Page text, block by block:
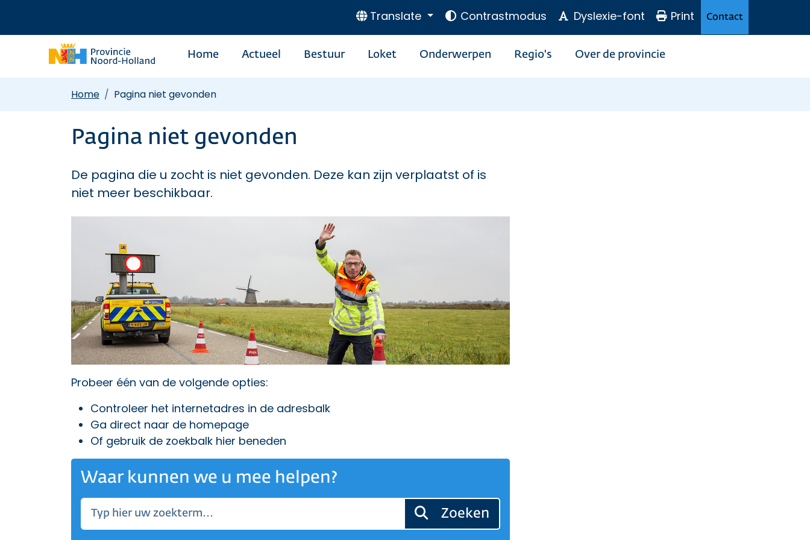
Translate Contrastmodus Dyslexie-font Print Contact
Home Actueel Bestuur Loket Onderwerpen Regio's Over de provincie
Home Pagina niet gevonden
Pagina niet gevonden
De pagina die u zocht is niet gevonden. Deze kan zijn verplaatst of is
niet meer beschikbaar.
Probeer één van de volgende opties:
Controleer het internetadres in de adresbalk
Ga direct naar de homepage
Of gebruik de zoekbalk hier beneden
Waar kunnen we u mee helpen?
Zoeken